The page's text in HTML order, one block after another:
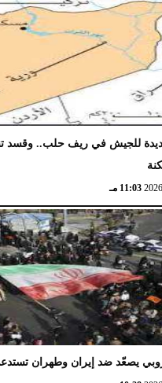
للجيش في ريف حلب.. وقسد
11:03 مـ
يصعّد ضد إيران وطهران تستدعي 4